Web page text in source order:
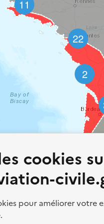
cookies
pour améliorer votre
11
2
22